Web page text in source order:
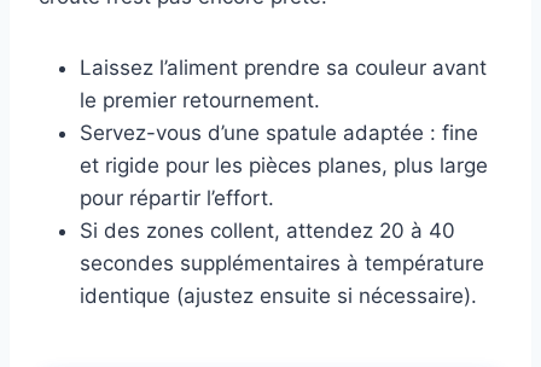
Laissez l’aliment prendre sa couleur avant
le premier retournement.
Servez-vous d’une spatule adaptée : fine
et rigide pour les pièces planes, plus large
pour répartir l’effort.
Si des zones collent, attendez 20 à 40
secondes supplémentaires à température
identique (ajustez ensuite si nécessaire).